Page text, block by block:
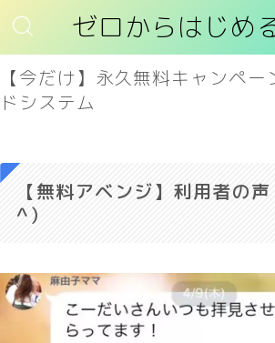
ゼロからはじめ
【今だけ】永久無料キャンペ
ドシステム
【無料アベンジ】利用者の
^）